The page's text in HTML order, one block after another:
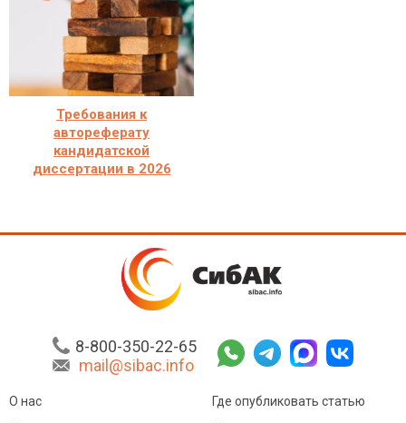
Требования к
автореферату
кандидатской
диссертации в 2026
8-800-350-22-65
mail@sibac.info
О нас
Где опубликовать статью